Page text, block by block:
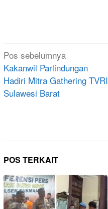
Navigasi
pos
Pos sebelumnya
Kakanwil Parlindungan
Hadiri Mitra Gathering TVRI
Sulawesi Barat
POS TERKAIT